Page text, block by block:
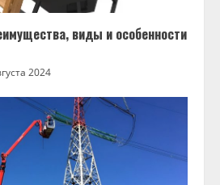
виды и особенности
2024